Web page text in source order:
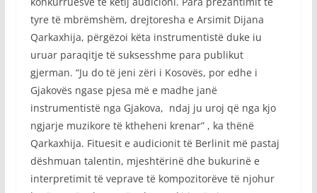
tyre të mbrëmshëm, drejtoresha e Arsimit Dijana
Qarkaxhija, përgëzoi këta instrumentistë duke iu
uruar paraqitje të suksesshme para publikut
gjerman. “Ju do të jeni zëri i Kosovës, por edhe i
Gjakovës ngase pjesa më e madhe janë
instrumentistë nga Gjakova, ndaj ju uroj që nga kjo
ngjarje muzikore të ktheheni krenar” , ka thënë
Qarkaxhija. Fituesit e audicionit të Berlinit më pastaj
dëshmuan talentin, mjeshtërinë dhe bukurinë e
interpretimit të veprave të kompozitorëve të njohur